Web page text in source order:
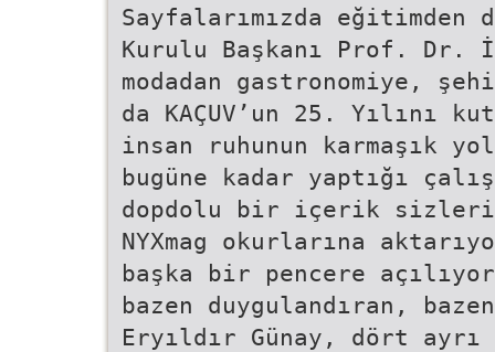
Sayfalarımızda
Kurulu Başkanı Prof. Dr.
modadan gastronomiye,
da KAÇUV’un 25. Yılını
insan ruhunun karmaşık
bugüne kadar yaptığı
dopdolu bir içerik sizleri
NYXmag okurlarına
başka bir pencere
bazen duygulandıran,
Eryıldır Günay, dört